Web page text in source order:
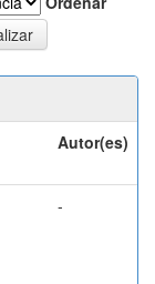
Autor(es)
-